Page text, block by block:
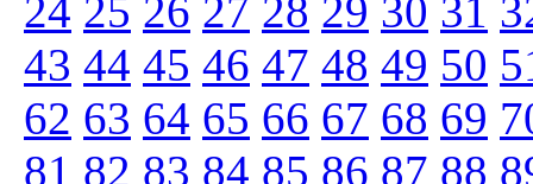
24 25 26 27 28 29 30 31
43 44 45 46 47 48 49 50
62 63 64 65 66 67 68 69
81 82 83 84 85 86 87 88